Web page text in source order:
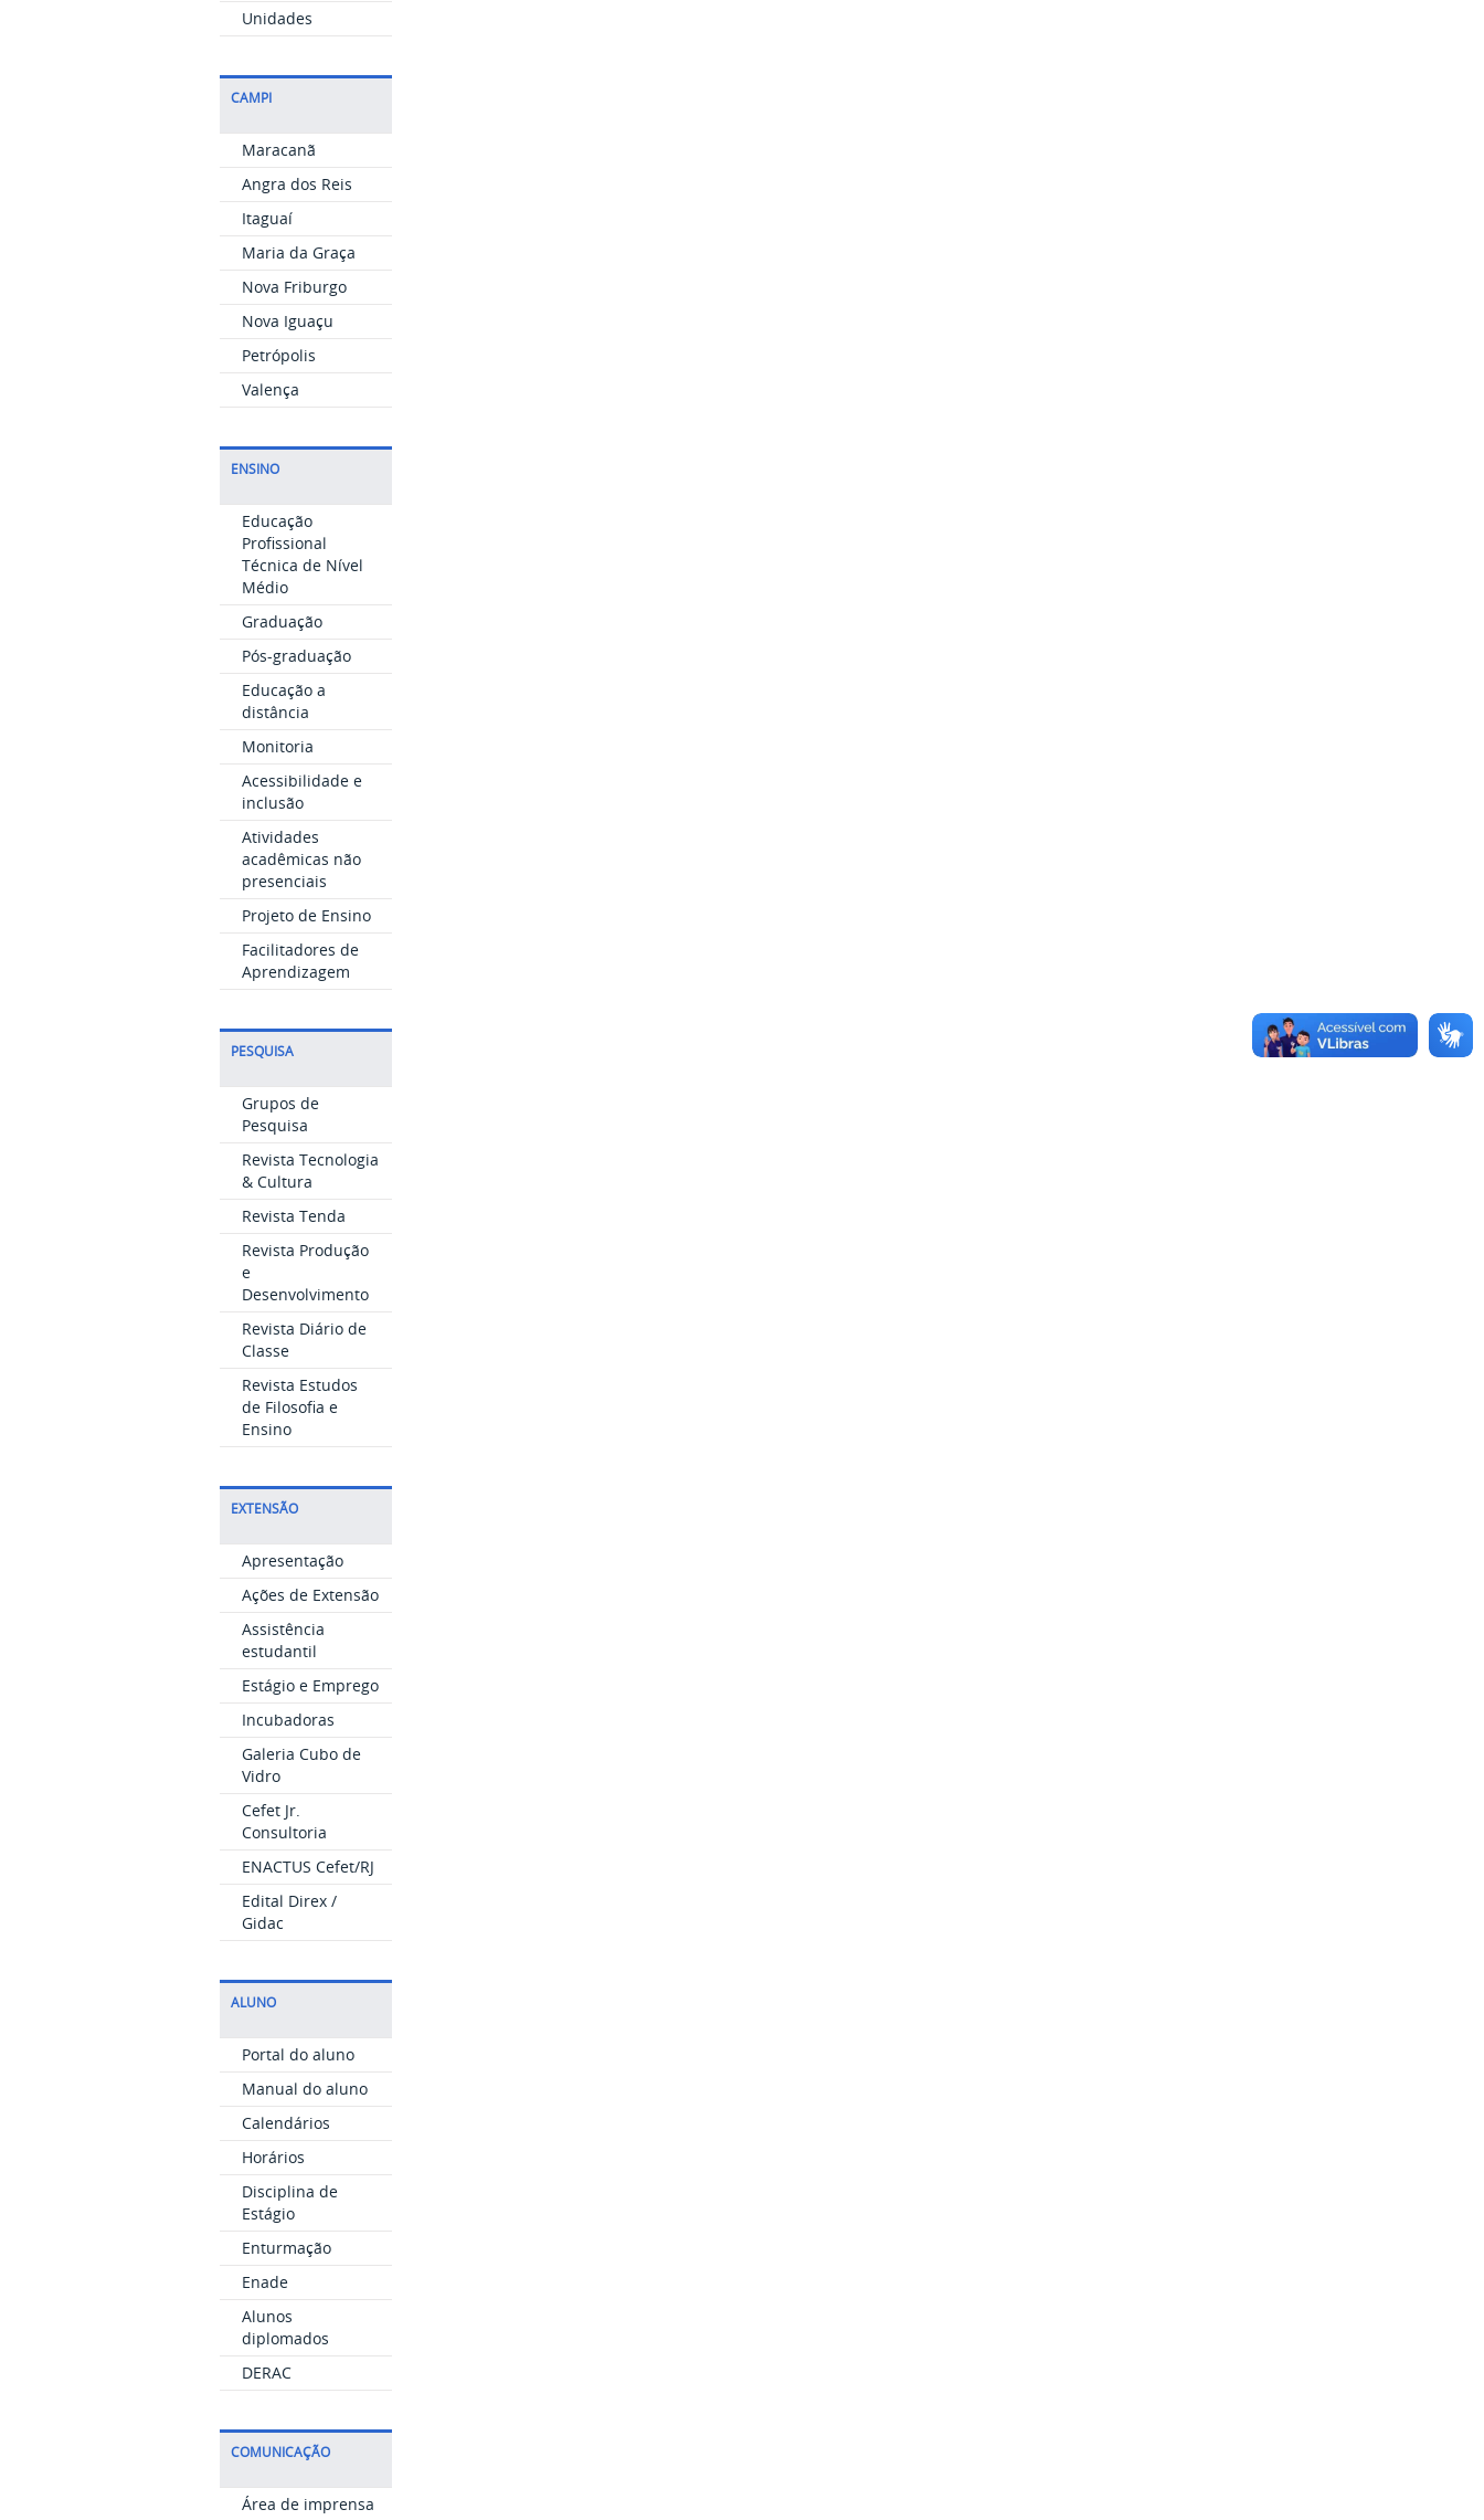
Unidades
CAMPI
Maracanã
Angra dos Reis
Itaguaí
Maria da Graça
Nova Friburgo
Nova Iguaçu
Petrópolis
Valença
ENSINO
Educação
Profissional
Técnica de Nível
Médio
Graduação
Pós-graduação
Educação a
distância
Monitoria
Acessibilidade e
inclusão
Atividades
acadêmicas não
presenciais
Projeto de Ensino
Facilitadores de
Aprendizagem
PESQUISA
Grupos de
Pesquisa
Revista Tecnologia
& Cultura
Revista Tenda
Revista Produção
e
Desenvolvimento
Revista Diário de
Classe
Revista Estudos
de Filosofia e
Ensino
EXTENSÃO
Apresentação
Ações de Extensão
Assistência
estudantil
Estágio e Emprego
Incubadoras
Galeria Cubo de
Vidro
Cefet Jr.
Consultoria
ENACTUS Cefet/RJ
Edital Direx /
Gidac
ALUNO
Portal do aluno
Manual do aluno
Calendários
Horários
Disciplina de
Estágio
Enturmação
Enade
Alunos
diplomados
DERAC
COMUNICAÇÃO
Área de imprensa